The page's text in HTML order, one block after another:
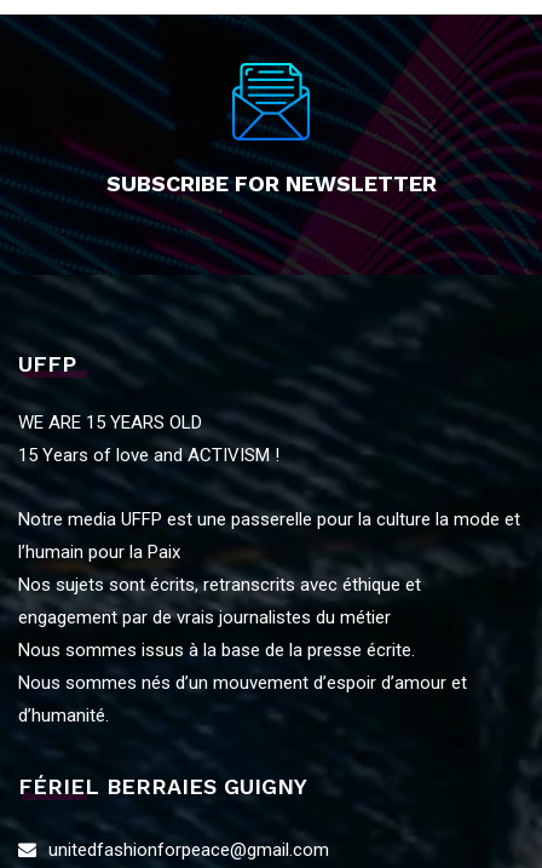
SUBSCRIBE FOR NEWSLETTER
UFFP
WE ARE 15 YEARS OLD
15 Years of love and ACTIVISM !
Notre media UFFP est une passerelle pour la culture la mode et
l’humain pour la Paix
Nos sujets sont écrits, retranscrits avec éthique et
engagement par de vrais journalistes du métier
Nous sommes issus à la base de la presse écrite.
Nous sommes nés d’un mouvement d’espoir d’amour et
d’humanité.
FÉRIEL BERRAIES GUIGNY
unitedfashionforpeace@gmail.com